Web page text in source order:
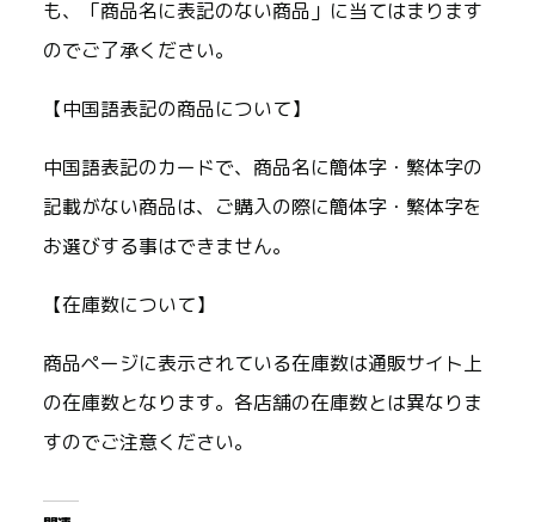
も、「商品名に表記のない商品」に当てはまります
のでご了承ください。
【中国語表記の商品について】
中国語表記のカードで、商品名に簡体字・繁体字の
記載がない商品は、ご購入の際に簡体字・繁体字を
お選びする事はできません。
【在庫数について】
商品ページに表示されている在庫数は通販サイト上
の在庫数となります。各店舗の在庫数とは異なりま
すのでご注意ください。